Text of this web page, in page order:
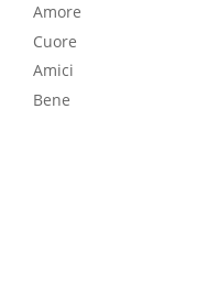
Amore
Cuore
Amici
Bene